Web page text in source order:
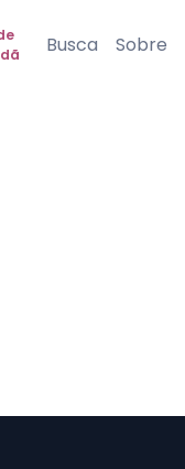
Busca Sobre